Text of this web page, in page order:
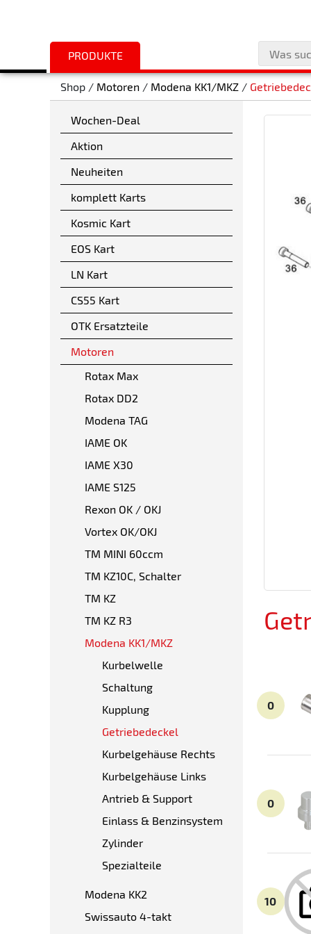
PRODUKTE
Shop / Motoren / Modena KK1/MKZ /
Wochen-Deal
Aktion
Neuheiten
komplett Karts
Kosmic Kart
EOS Kart
LN Kart
CS55 Kart
OTK Ersatzteile
Motoren
Rotax Max
Rotax DD2
Modena TAG
IAME OK
IAME X30
IAME S125
Rexon OK / OKJ
Vortex OK/OKJ
TM MINI 60ccm
TM KZ10C, Schalter
TM KZ
TM KZ R3
Modena KK1/MKZ
Kurbelwelle
Schaltung
Kupplung
Getriebedeckel
Kurbelgehäuse Rechts
Kurbelgehäuse Links
Antrieb & Support
Einlass & Benzinsystem
Zylinder
Spezialteile
Modena KK2
Swissauto 4-takt
0
0
10